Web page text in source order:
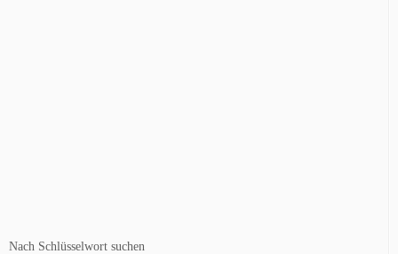
Nach Schlüsselwort suchen